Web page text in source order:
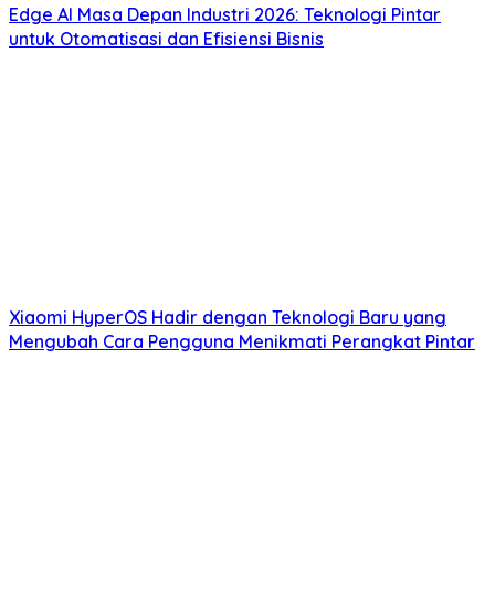
Edge AI Masa Depan Industri 2026: Teknologi Pintar
untuk Otomatisasi dan Efisiensi Bisnis
Xiaomi HyperOS Hadir dengan Teknologi Baru yang
Mengubah Cara Pengguna Menikmati Perangkat Pintar